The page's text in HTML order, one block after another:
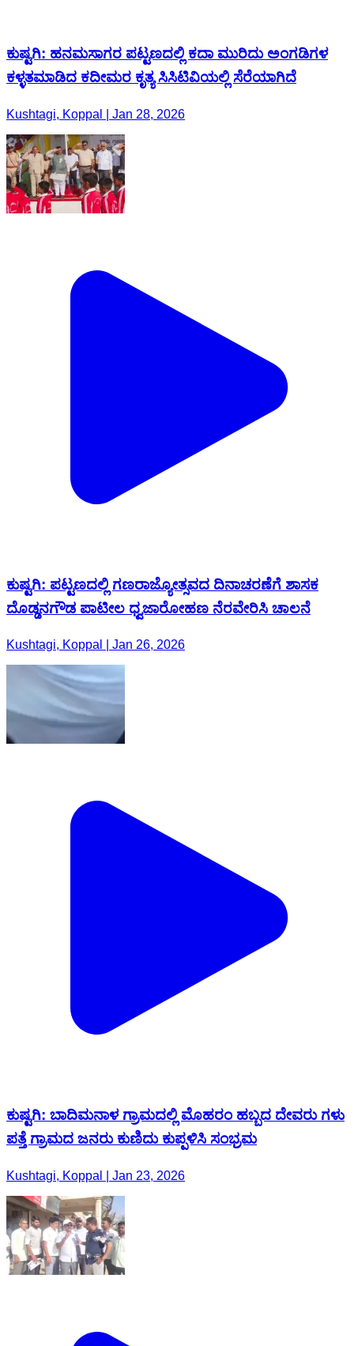
ಕುಷ್ಟಗಿ: ಹನಮಸಾಗರ ಪಟ್ಟಣದಲ್ಲಿ ಕದಾ ಮುರಿದು ಅಂಗಡಿಗಳ
ಕಳ್ಳತಮಾಡಿದ ಕದೀಮರ ಕೃತ್ಯ ಸಿಸಿಟಿವಿಯಲ್ಲಿ ಸೆರೆಯಾಗಿದೆ
Kushtagi, Koppal | Jan 28, 2026
ಕುಷ್ಟಗಿ: ಪಟ್ಟಣದಲ್ಲಿ ಗಣರಾಜ್ಯೋತ್ಸವದ ದಿನಾಚರಣೆಗೆ ಶಾಸಕ
ದೊಡ್ಡನಗೌಡ ಪಾಟೀಲ ಧ್ವಜಾರೋಹಣ ನೆರವೇರಿಸಿ ಚಾಲನೆ
Kushtagi, Koppal | Jan 26, 2026
ಕುಷ್ಟಗಿ: ಬಾದಿಮನಾಳ ಗ್ರಾಮದಲ್ಲಿ ಮೊಹರಂ ಹಬ್ಬದ ದೇವರು ಗಳು
ಪತ್ತೆ ಗ್ರಾಮದ ಜನರು ಕುಣಿದು ಕುಪ್ಪಳಿಸಿ ಸಂಭ್ರಮ
Kushtagi, Koppal | Jan 23, 2026